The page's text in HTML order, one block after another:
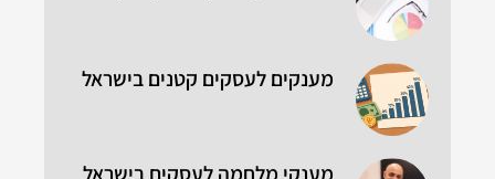
מענקים לעסקים קטנים בישראל